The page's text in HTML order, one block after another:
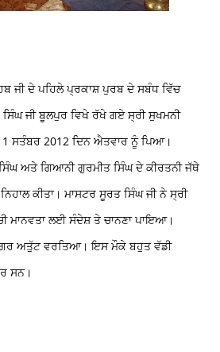
ਜੀ ਦੇ ਪਹਿਲੇ ਪ੍ਰਕਾਸ਼ ਪੁਰਬ ਦੇ ਸਬੰਧ ਵਿੱਚ
ਜੀ ਬੂਲਪੁਰ ਵਿਖੇ ਰੱਖੇ ਗਏ ਸ੍ਰੀ ਸੁਖਮਨੀ
1 ਸਤੰਬਰ 2012 ਦਿਨ ਐਤਵਾਰ ਨੂੰ ਪਿਆ।
ਅਤੇ ਗਿਆਨੀ ਗੁਰਮੀਤ ਸਿੰਘ ਦੇ ਕੀਰਤਨੀ ਜੱਥੇ
ਕੀਤਾ। ਮਾਸਟਰ ਸੂਰਤ ਸਿੰਘ ਜੀ ਨੇ ਸ੍ਰੀ
ਮਾਨਵਤਾ ਲਈ ਸੰਦੇਸ਼ ਤੇ ਚਾਨਣਾ ਪਾਇਆ।
ਅਤੁੱਟ ਵਰਤਿਆ। ਇਸ ਮੌਕੇ ਬਹੁਤ ਵੱਡੀ
ਸਨ।